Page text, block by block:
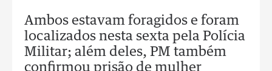
Ambos estavam foragidos e foram
localizados nesta sexta pela Polícia
Militar; além deles, PM também
confirmou prisão de mulher